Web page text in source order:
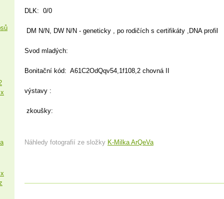
DLK: 0/0
DM N/N, DW N/N - geneticky , po rodičích s certifikáty ,DNA profil
Svod mladých:
Bonitační kód: A61C2OdQqv54,1f108,2 chovná II
výstavy :
zkoušky:
Náhledy fotografií ze složky K-Milka ArQeVa